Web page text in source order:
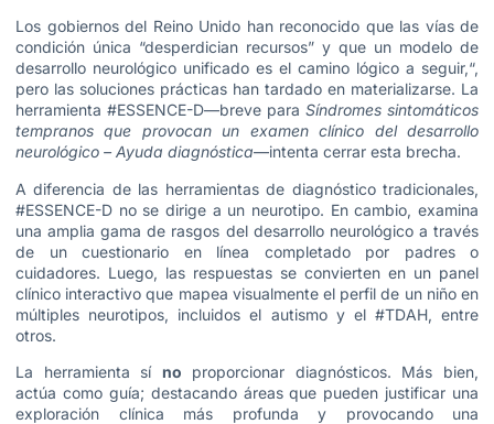
Los gobiernos del Reino Unido han reconocido que las vías de
condición única “desperdician recursos” y que un modelo de
desarrollo neurológico unificado es el camino lógico a seguir,“,
pero las soluciones prácticas han tardado en materializarse. La
herramienta #ESSENCE-D—breve para Síndromes sintomáticos
tempranos que provocan un examen clínico del desarrollo
neurológico – Ayuda diagnóstica—intenta cerrar esta brecha.
A diferencia de las herramientas de diagnóstico tradicionales,
#ESSENCE-D no se dirige a un neurotipo. En cambio, examina
una amplia gama de rasgos del desarrollo neurológico a través
de un cuestionario en línea completado por padres o
cuidadores. Luego, las respuestas se convierten en un panel
clínico interactivo que mapea visualmente el perfil de un niño en
múltiples neurotipos, incluidos el autismo y el #TDAH, entre
otros.
La herramienta sí no proporcionar diagnósticos. Más bien,
actúa como guía; destacando áreas que pueden justificar una
exploración clínica más profunda y provocando una